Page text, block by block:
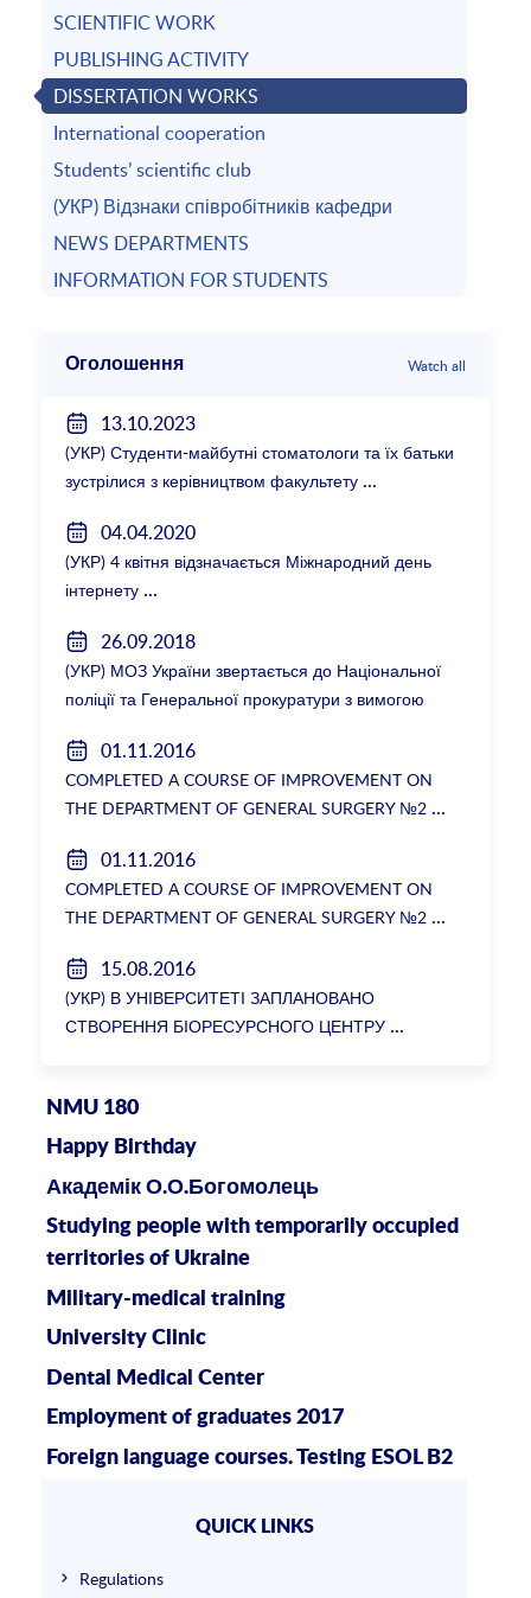
SCIENTIFIC WORK
PUBLISHING ACTIVITY
DISSERTATION WORKS
International cooperation
Students’ scientific club
(УКР) Відзнаки співробітників кафедри
NEWS DEPARTMENTS
INFORMATION FOR STUDENTS
Оголошення Watch all
13.10.2023
(УКР) Студенти-майбутні стоматологи та їх батьки
зустрілися з керівництвом факультету
04.04.2020
(УКР) 4 квітня відзначається Міжнародний день
інтернету
26.09.2018
(УКР) МОЗ України звертається до Національної
поліції та Генеральної прокуратури з вимогою
ректорки НМУ Катерини Амосової
01.11.2016
COMPLETED A COURSE OF IMPROVEMENT ON
THE DEPARTMENT OF GENERAL SURGERY №2
01.11.2016
COMPLETED A COURSE OF IMPROVEMENT ON
THE DEPARTMENT OF GENERAL SURGERY №2
15.08.2016
(УКР) В УНІВЕРСИТЕТІ ЗАПЛАНОВАНО
СТВОРЕННЯ БІОРЕСУРСНОГО ЦЕНТРУ
NMU 180
Happy Birthday
Академік О.О.Богомолець
Studying people with temporarily occupied
territories of Ukraine
Military-medical training
University Clinic
Dental Medical Center
Employment of graduates 2017
Foreign language courses. Testing ESOL B2
QUICK LINKS
Regulations